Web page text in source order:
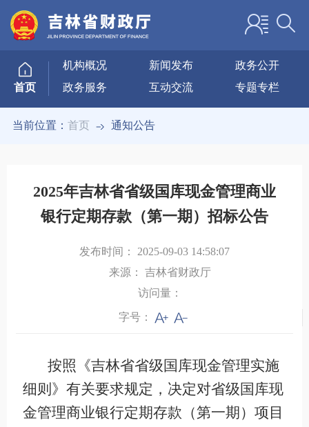
首页
机构概况 新闻发布
政务公开
政务服务
互动交流 专题专栏
当前位置：首页 通知公告
2025年吉林省省级国库现金管理商业
银行定期存款（第一期）招标公告
发布时间： 2025-09-03 14:58:07
来源：
吉林省财政厅
访问量：
字号：
按照《吉林省省级国库现金管理实施
细则》有关要求规定，决定对省级国库现
金管理商业银行定期存款（第一期）项目